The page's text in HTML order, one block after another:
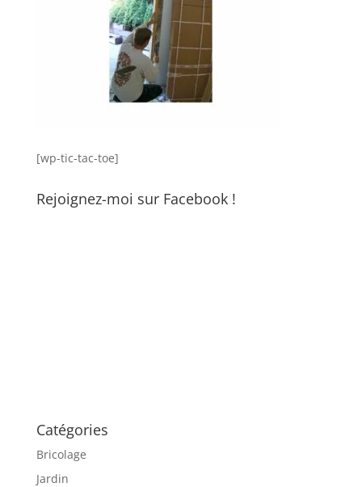
[wp-tic-tac-toe]
Rejoignez-moi sur Facebook !
Catégories
Bricolage
Jardin